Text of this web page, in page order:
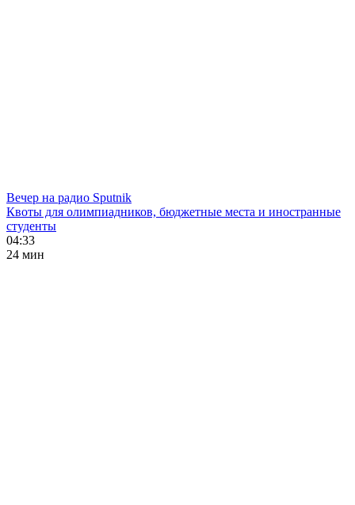
Вечер на радио Sputnik
Квоты для олимпиадников, бюджетные места и иностранные
студенты
04:33
24 мин